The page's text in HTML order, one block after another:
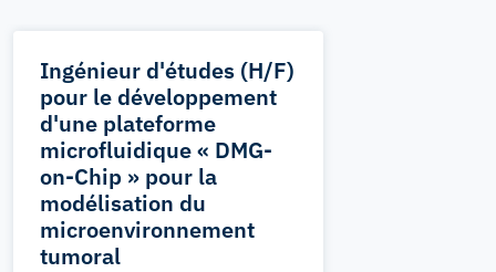
Ingénieur d'études (H/F)
pour le développement
d'une plateforme
microfluidique « DMG-
on-Chip » pour la
modélisation du
microenvironnement
tumoral